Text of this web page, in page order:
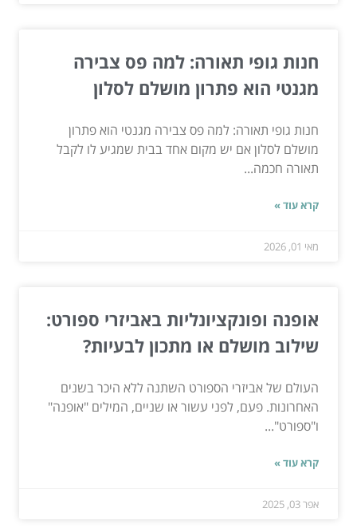
חנות גופי תאורה: למה פס צבירה
מגנטי הוא פתרון מושלם לסלון
חנות גופי תאורה: למה פס צבירה מגנטי הוא פתרון
מושלם לסלון אם יש מקום אחד בבית שמגיע לו לקבל
תאורה חכמה...
קרא עוד »
מאי 01, 2026
אופנה ופונקציונליות באביזרי ספורט:
שילוב מושלם או מתכון לבעיות?
העולם של אביזרי הספורט השתנה ללא היכר בשנים
האחרונות. פעם, לפני עשור או שניים, המילים "אופנה"
ו"ספורט"...
קרא עוד »
אפר 03, 2025